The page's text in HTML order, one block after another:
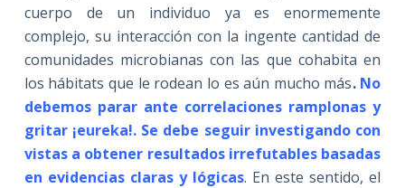
cuerpo de un individuo ya es enormemente
complejo, su interacción con la ingente cantidad de
comunidades microbianas con las que cohabita en
los hábitats que le rodean lo es aún mucho más. No
debemos parar ante correlaciones ramplonas y
gritar ¡eureka!. Se debe seguir investigando con
vistas a obtener resultados irrefutables basadas
en evidencias claras y lógicas. En este sentido, el